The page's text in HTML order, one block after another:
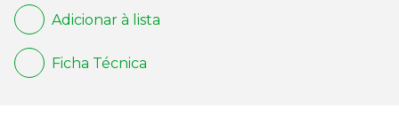
Adicionar à lista
Ficha Técnica